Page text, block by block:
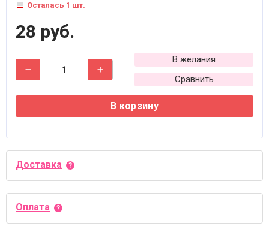
Осталась 1 шт.
28 руб.
В желания
Сравнить
В корзину
Доставка
Оплата